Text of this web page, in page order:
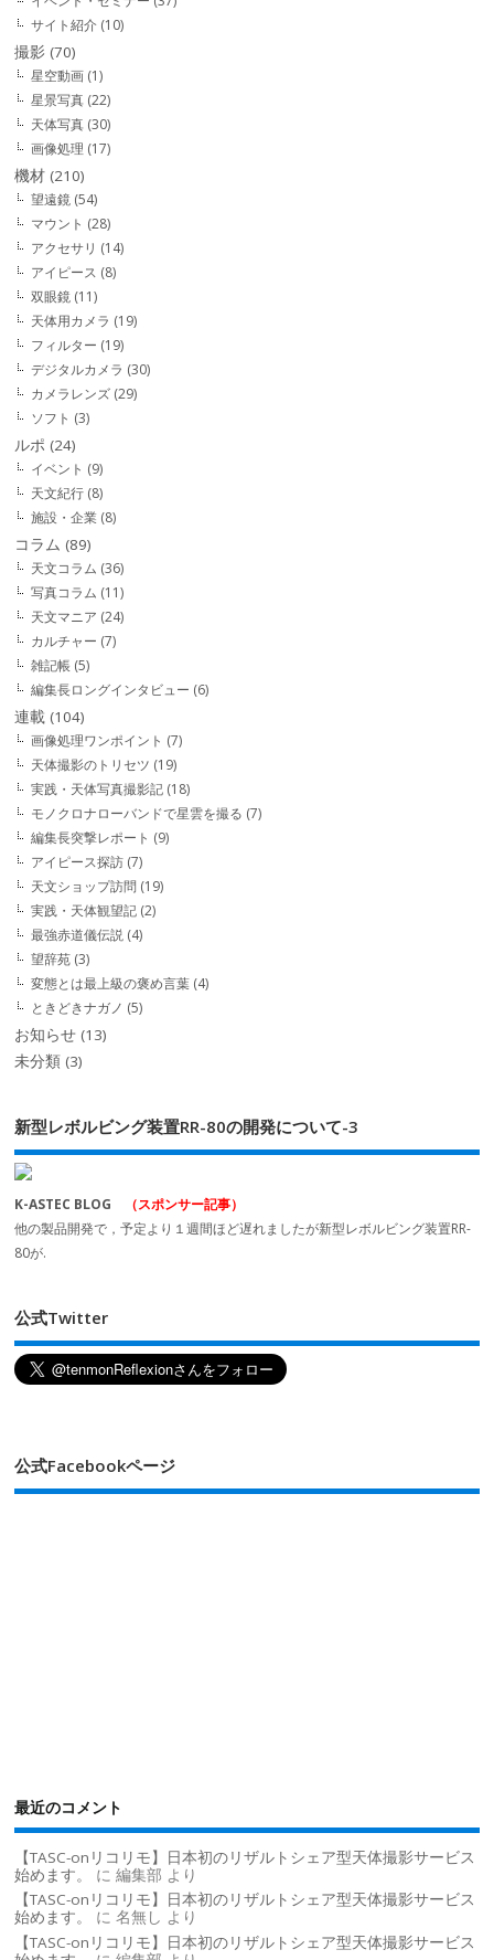
サイト紹介 (10)
撮影 (70)
星空動画 (1)
星景写真 (22)
天体写真 (30)
画像処理 (17)
機材 (210)
望遠鏡 (54)
マウント (28)
アクセサリ (14)
アイピース (8)
双眼鏡 (11)
天体用カメラ (19)
フィルター (19)
デジタルカメラ (30)
カメラレンズ (29)
ソフト (3)
ルポ (24)
イベント (9)
天文紀行 (8)
施設・企業 (8)
コラム (89)
天文コラム (36)
写真コラム (11)
天文マニア (24)
カルチャー (7)
雑記帳 (5)
編集長ロングインタビュー (6)
連載 (104)
画像処理ワンポイント (7)
天体撮影のトリセツ (19)
実践・天体写真撮影記 (18)
モノクロナローバンドで星雲を撮る (7)
編集長突撃レポート (9)
アイピース探訪 (7)
天文ショップ訪問 (19)
実践・天体観望記 (2)
最強赤道儀伝説 (4)
望辞苑 (3)
変態とは最上級の褒め言葉 (4)
ときどきナガノ (5)
お知らせ (13)
未分類 (3)
新型レボルビング装置RR-80の開発について-3
K-ASTEC BLOG
（スポンサー記事）
他の製品開発で，予定より１週間ほど遅れましたが新型レボルビング装置RR-
80が.
公式Twitter
公式Facebookページ
最近のコメント
【TASC-onリコリモ】日本初のリザルトシェア型天体撮影サービス
始めます。
に編集部 より
【TASC-onリコリモ】日本初のリザルトシェア型天体撮影サービス
始めます。
に名無し より
【TASC-onリコリモ】日本初のリザルトシェア型天体撮影サービス